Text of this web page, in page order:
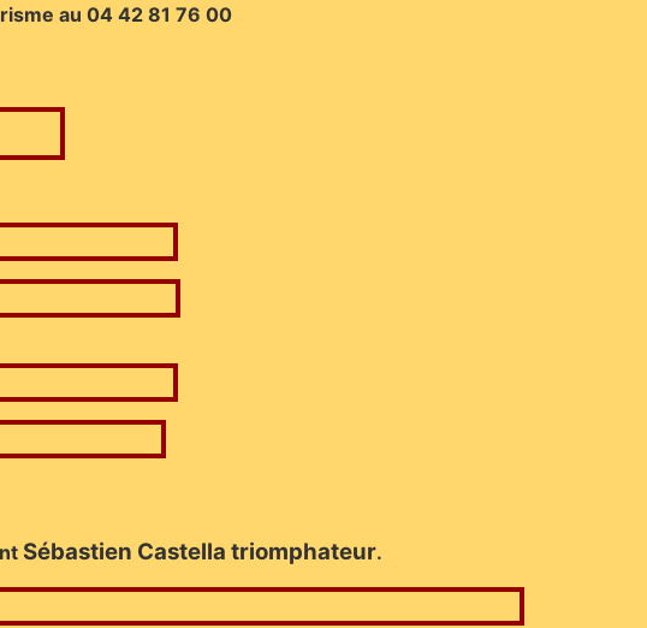
au 04 42 81 76 00
Sébastien Castella triomphateur.